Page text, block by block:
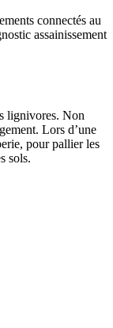
connectés au
assainissement
lignivores. Non
Lors d’une
pour pallier les
sols.